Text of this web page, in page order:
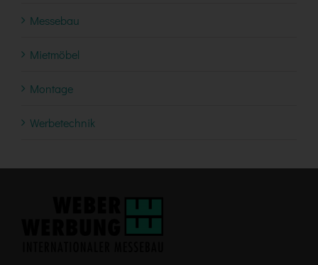
Messebau
Mietmöbel
Montage
Werbetechnik